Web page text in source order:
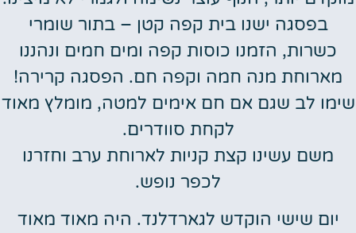
בפסגה ישנו בית קפה קטן – בתור שומרי
כשרות, הזמנו כוסות קפה ומים חמים ונהננו
מארוחת מנה חמה וקפה חם. הפסגה קרירה!
שימו לב שגם אם חם אימים למטה, מומלץ מאוד
לקחת סוודרים.
משם עשינו קצת קניות לארוחת ערב וחזרנו
לכפר נופש.
יום שישי הוקדש לגארדלנד. היה מאוד מאוד